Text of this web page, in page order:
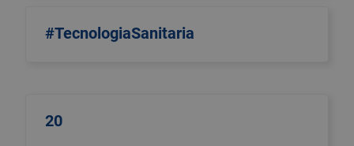
#TecnologiaSanitaria
20